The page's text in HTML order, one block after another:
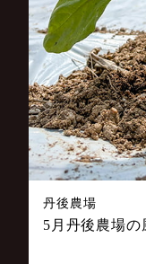
丹後農場
5月丹後農場の